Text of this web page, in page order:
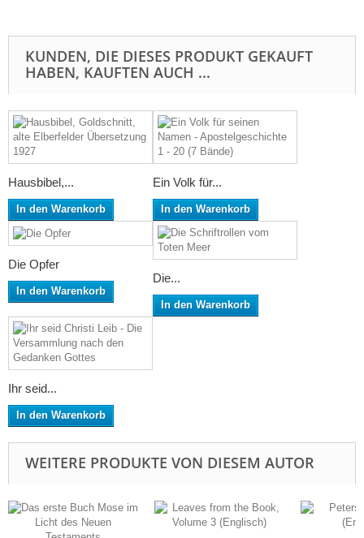
KUNDEN, DIE DIESES PRODUKT GEKAUFT
HABEN, KAUFTEN AUCH ...
Hausbibel,...
In den Warenkorb
Ein Volk für...
In den Warenkorb
Die Opfer
In den Warenkorb
Die...
In den Warenkorb
Ihr seid...
In den Warenkorb
WEITERE PRODUKTE VON DIESEM AUTOR